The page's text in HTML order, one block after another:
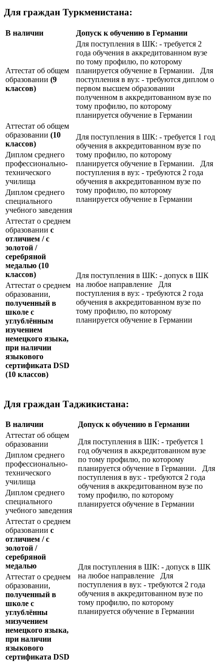
Для граждан Туркменистана:
В наличии Допуск к обучению в Германии
Аттестат об общем
образовании (9
классов)
Для поступления в ШК: - требуется 2
года обучения в аккредитованном вузе
по тому профилю, по которому
планируется обучение в Германии. Для
поступления в вуз: - требуются диплом о
первом высшем образовании
полученном в аккредитованном вузе по
тому профилю, по которому
планируется обучение в Германии
Аттестат об общем
образовании (10
классов)
Для поступления в ШК: - требуется 1 год
обучения в аккредитованном вузе по
тому профилю, по которому
планируется обучение в Германии. Для
поступления в вуз: - требуются 2 года
обучения в аккредитованном вузе по
тому профилю, по которому
планируется обучение в Германии
Диплом среднего
профессионально-
технического
училища
Диплом среднего
специального
учебного заведения
Аттестат о среднем
образовании с
отличием / с
золотой /
серебряной
медалью (10
классов)
Для поступления в ШК: - допуск в ШК
на любое направление Для
поступления в вуз: - требуются 2 года
обучения в аккредитованном вузе по
тому профилю, по которому
планируется обучение в Германии
Аттестат о среднем
образовании,
полученный в
школе с
углублённым
изучением
немецкого языка,
при наличии
языкового
сертификата DSD
(10 классов)
Для граждан Таджикистана:
В наличии
Допуск к обучению в Германии
Аттестат об общем
образовании
Для поступления в ШК: - требуется 1
год обучения в аккредитованном вузе
по тому профилю, по которому
планируется обучение в Германии. Для
поступления в вуз: - требуются 2 года
обучения в аккредитованном вузе по
тому профилю, по которому
планируется обучение в Германии
Диплом среднего
профессионально-
технического
училища
Диплом среднего
специального
учебного заведения
Аттестат о среднем
образовании с
отличием / с
золотой /
серебряной
медалью
Для поступления в ШК: - допуск в ШК
на любое направление Для
поступления в вуз: - требуются 2 года
обучения в аккредитованном вузе по
тому профилю, по которому
планируется обучение в Германии
Аттестат о среднем
образовании,
полученный в
школе с
углублённы
мизучением
немецкого языка,
при наличии
языкового
сертификата DSD